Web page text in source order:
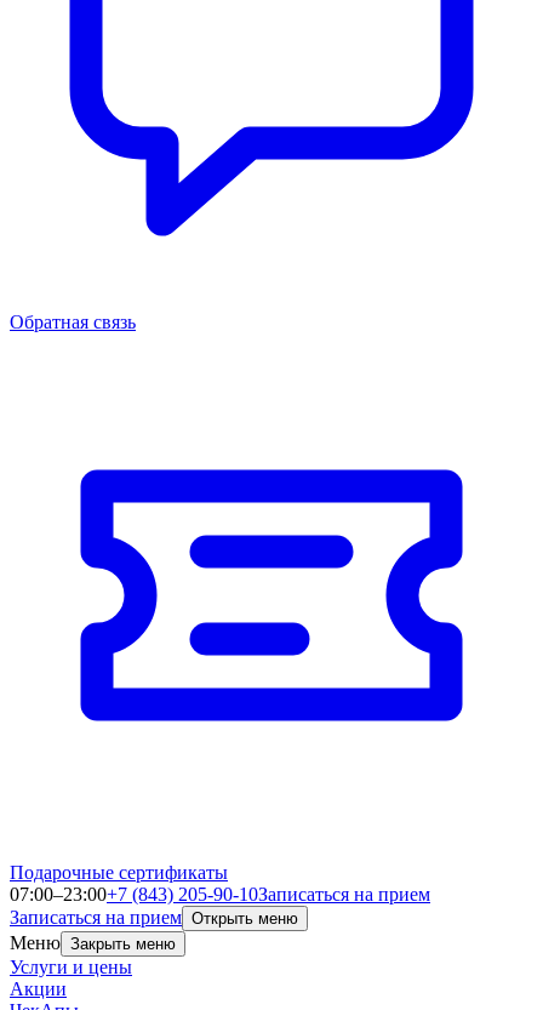
Обратная связь
Подарочные сертификаты
07:00–23:00+7 (843) 205-90-10Записаться на прием
Записаться на прием Открыть меню
Меню Закрыть меню
Услуги и цены
Акции